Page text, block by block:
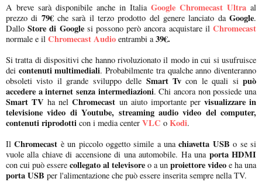
A breve sarà disponibile anche in Italia Google Chromecast Ultra al
prezzo di 79€che sarà il terzo prodotto del genere lanciato daGoogle.
DalloStore di Googlesi possono però ancora acquistare ilChromecast
normale e il Chromecast Audio entrambi a39€.
Si tratta di dispositivi che hanno rivoluzionato il modo in cui si usufruisce
dei contenuti multimediali. Probabilmente tra qualche anno diventeranno
obsoleti visto il grande sviluppo delle Smart Tvcon le quali sipuò
accedere a internet senza intermediazioni. Chi ancora non possiede una
Smart TV ha nelChromecast un aiuto importante per visualizzare in
televisione video di Youtube, streaming audio video del computer,
contenuti riprodotti con i media center VLC o Kodi.
IlChromecast è un piccolo oggetto simile a unachiavetta USB o se si
vuole alla chiave di accensione di una automobile. Ha unaporta HDMI
con cui può essere collegato al televisore o a un proiettore video e ha una
porta USB per l'alimentazione che può essere inserita sempre nella TV.